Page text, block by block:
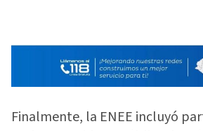
Finalmente, la ENEE incluyó